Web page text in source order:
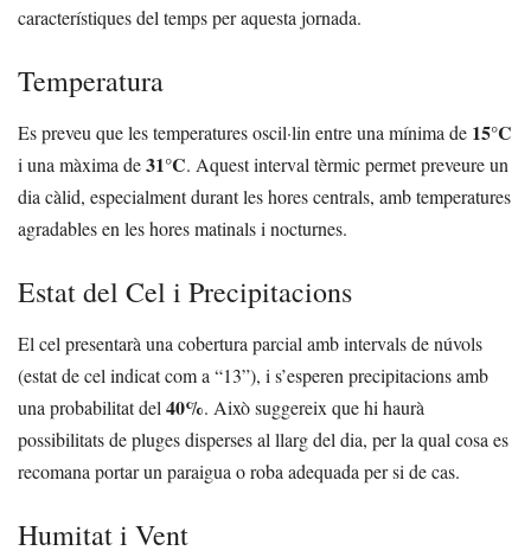
característiques del temps per aquesta jornada.
Temperatura
Es preveu que les temperatures oscil·lin entre una mínima de 15°C
i una màxima de31°C. Aquest interval tèrmic permet preveure un
dia càlid, especialment durant les hores centrals, amb temperatures
agradables en les hores matinals i nocturnes.
Estat del Cel i Precipitacions
El cel presentarà una cobertura parcial amb intervals de núvols
(estat de cel indicat com a “13”), i s’esperen precipitacions amb
una probabilitat del40%. Això suggereix que hi haurà
possibilitats de pluges disperses al llarg del dia, per la qual cosa es
recomana portar un paraigua o roba adequada per si de cas.
Humitat i Vent